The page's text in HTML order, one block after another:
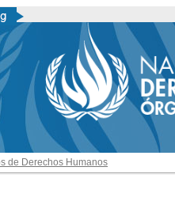
de Derechos Humanos